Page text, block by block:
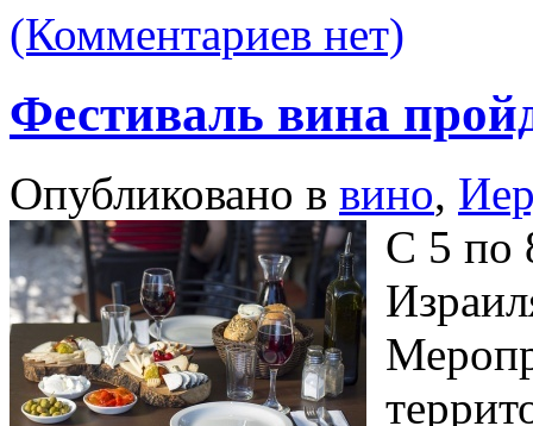
(Комментариев нет)
Фестиваль вина
Опубликовано в вино,
С 5 по